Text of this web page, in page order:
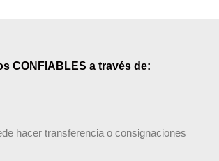
CONFIABLES a través de:
hacer transferencia o consignaciones